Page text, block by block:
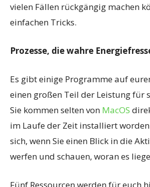
vielen Fällen rückgängig machen
einfachen Tricks.
Prozesse, die wahre
Es gibt einige Programme auf
einen großen Teil der Leistung für
Sie kommen selten von MacOS
im Laufe der Zeit installiert
sich, wenn Sie einen Blick in die
werfen und schauen, woran es
Fünf Ressourcen werden für euch